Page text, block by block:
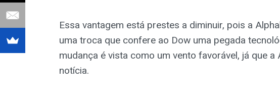
Essa vantagem está prestes a diminuir, pois a
uma troca que confere ao Dow uma pegada
mudança é vista como um vento favorável, já que
notícia.